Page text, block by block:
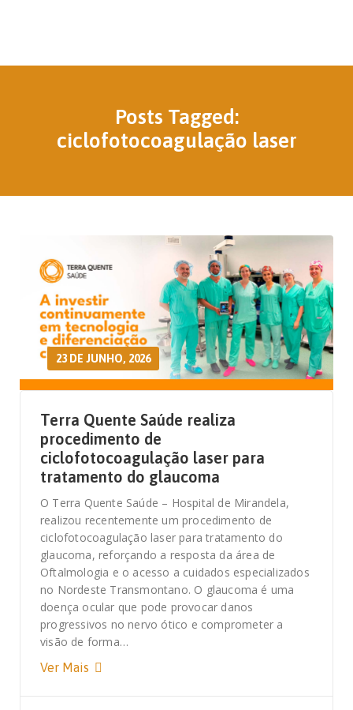
Posts Tagged:
ciclofotocoagulação laser
23 DE JUNHO, 2026
Terra Quente Saúde realiza
procedimento de
ciclofotocoagulação laser para
tratamento do glaucoma
O Terra Quente Saúde – Hospital de Mirandela,
realizou recentemente um procedimento de
ciclofotocoagulação laser para tratamento do
glaucoma, reforçando a resposta da área de
Oftalmologia e o acesso a cuidados especializados
no Nordeste Transmontano. O glaucoma é uma
doença ocular que pode provocar danos
progressivos no nervo ótico e comprometer a
visão de forma…
Ver Mais